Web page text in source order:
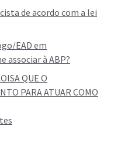
de acordo com a lei
EAD em
associar à ABP?
QUE O
PARA ATUAR COMO